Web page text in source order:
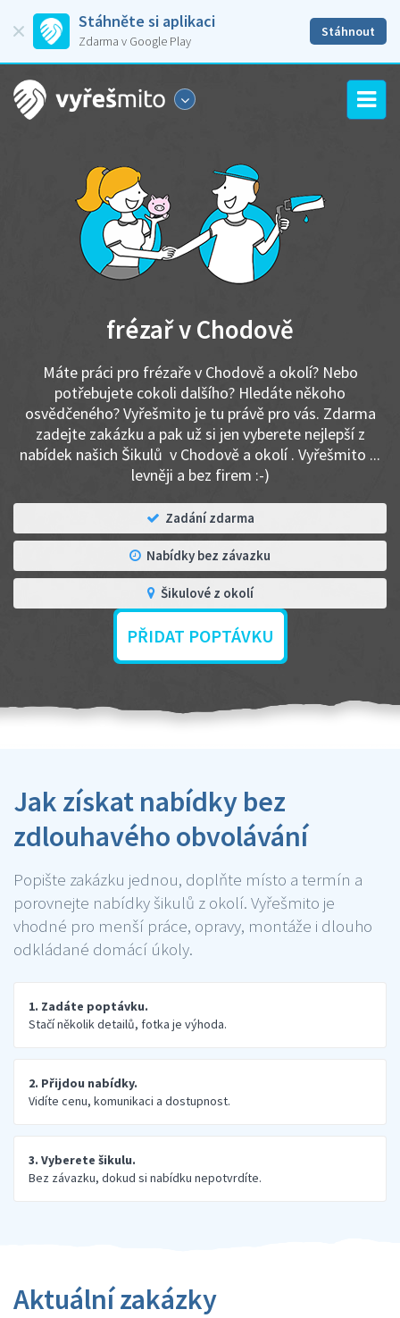
Stáhněte si aplikaci
Zdarma v Google Play
Stáhnout
frézař v Chodově
Máte práci pro frézaře v Chodově a okolí? Nebo
potřebujete cokoli dalšího? Hledáte někoho
osvědčeného? Vyřešmito je tu právě pro vás. Zdarma
zadejte zakázku a pak už si jen vyberete nejlepší z
nabídek našich Šikulů v Chodově a okolí . Vyřešmito ...
levněji a bez firem :-)
Zadání zdarma
Nabídky bez závazku
Šikulové z okolí
PŘIDAT POPTÁVKU
Jak získat nabídky bez
zdlouhavého obvolávání
Popište zakázku jednou, doplňte místo a termín a
porovnejte nabídky šikulů z okolí. Vyřešmito je
vhodné pro menší práce, opravy, montáže i dlouho
odkládané domácí úkoly.
1. Zadáte poptávku.
Stačí několik detailů, fotka je výhoda.
2. Přijdou nabídky.
Vidíte cenu, komunikaci a dostupnost.
3. Vyberete šikulu.
Bez závazku, dokud si nabídku nepotvrdíte.
Aktuální zakázky